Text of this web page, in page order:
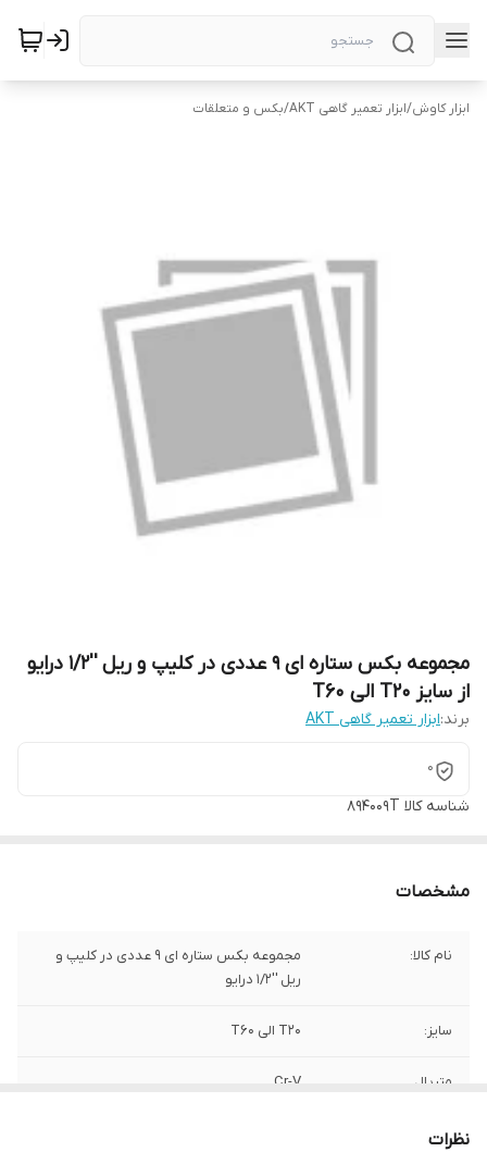
ابزار کاوش/ابزار تعمیر گاهی AKT /بکس و متعلقات
مجموعه بکس ستاره ای 9 عددی در کلیپ و ریل ''1/2 درایو
از سایز T20 الی T60
برند:ابزار تعمیر گاهی AKT
0
شناسه کالا 894009T
مشخصات
نام کالا:
مجموعه بکس ستاره ای 9 عددی در کلیپ و
ریل ''1/2 درایو
سایز: T20 الی T60
متریال Cr-V
برند:
نظرات